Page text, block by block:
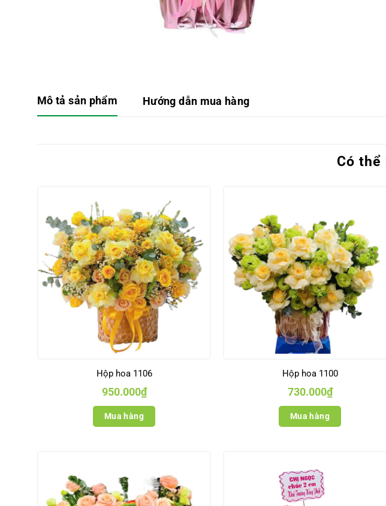
Mô tả sản phẩm Hướng dẫn mua hàng
Có thể
Hộp hoa 1106
950.000₫
Mua hàng
Hộp hoa 1100
730.000₫
Mua hàng